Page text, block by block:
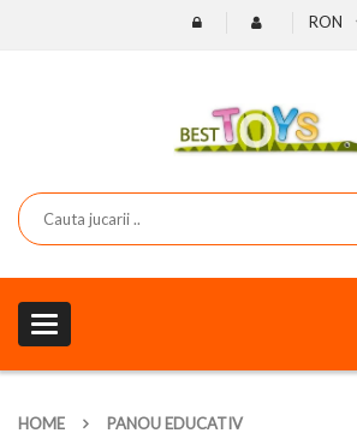
RON
Toggle
navigation
HOME PANOU EDUCATIV